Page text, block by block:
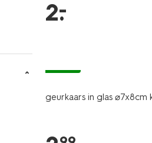
2.
–
geurkaars in glas ⌀7x8cm